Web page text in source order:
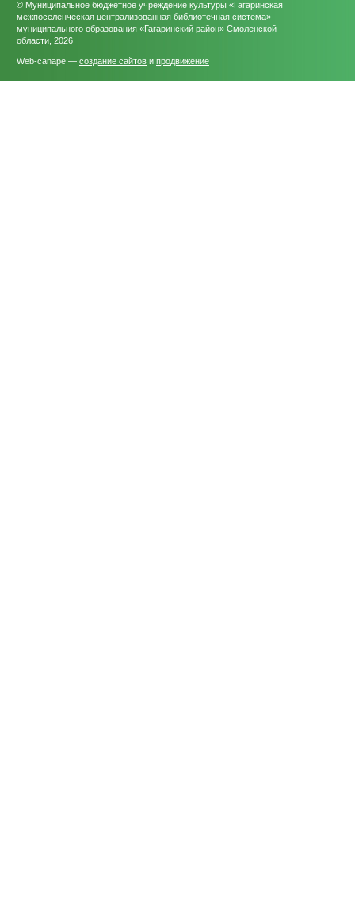
© Муниципальное бюджетное учреждение культуры «Гагаринская
межпоселенческая централизованная библиотечная система»
муниципального образования «Гагаринский район» Смоленской
области, 2026
Web-canape — создание сайтов и продвижение